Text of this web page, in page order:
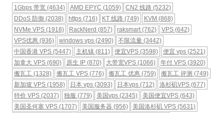
1Gbps 带宽 (4634) AMD EPYC (1059) CN2 线路 (5232)
DDoS 防御 (2038) https(716) KT 线路 (749) KVM (868)
NVMe VPS (1918) RackNerd (857) raksmart(762) VPS(642)
VPS优惠 (936) windows vps(2490) 不限流量 (3442)
中国香港 VPS (5447) 主机镇(811) 便宜VPS (3598) 便宜 vps(2521)
加拿大 VPS (690) 原生 IP(870) 大带宽VPS (1066) 年付 VPS(3920)
搬瓦工 (1328) 搬瓦工 VPS(776) 搬瓦工 优惠 (759) 搬瓦工 评测 (749)
新加坡 VPS (1958) 日本 vps(3093) 日本vps (712) 洛杉矶VPS(677)
特价 VPS (2037) 独服 (779) 美国vps (2345) 美国便宜VPS(643)
美国圣何塞 VPS (1707) 美国服务器 (956) 美国洛杉矶 VPS (5631)